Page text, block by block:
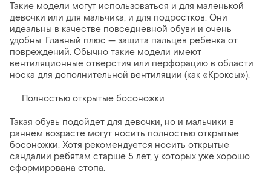
Такие модели могут использоваться и для маленькой
девочки или для мальчика, и для подростков. Они
идеальны в качестве повседневной обуви и очень
удобны. Главный плюс — защита пальцев ребенка от
повреждений. Обычно такие модели имеют
вентиляционные отверстия или перфорацию в области
носка для дополнительной вентиляции (как «Кроксы»).
Полностью открытые босоножки
Такая обувь подойдет для девочки, но и мальчики в
раннем возрасте могут носить полностью открытые
босоножки. Хотя рекомендуется носить открытые
сандалии ребятам старше 5 лет, у которых уже хорошо
сформирована стопа.